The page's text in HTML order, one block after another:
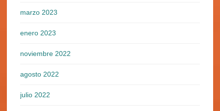
marzo 2023
enero 2023
noviembre 2022
agosto 2022
julio 2022